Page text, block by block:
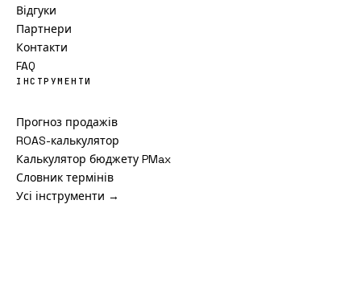
Відгуки
Партнери
Контакти
FAQ
ІНСТРУМЕНТИ
Прогноз продажів
ROAS-калькулятор
Калькулятор бюджету PMax
Словник термінів
Усі інструменти →